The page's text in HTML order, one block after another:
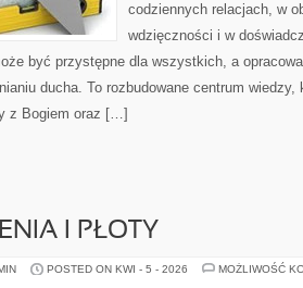
codziennych relacjach, w
wdzięczności i w
być przystępne dla wszystkich, a
ducha. To rozbudowane centrum wiedzy,
z Bogiem oraz […]
I PŁOTY
POSTED ON KWI - 5 - 2026
MOŻLIWOŚĆ